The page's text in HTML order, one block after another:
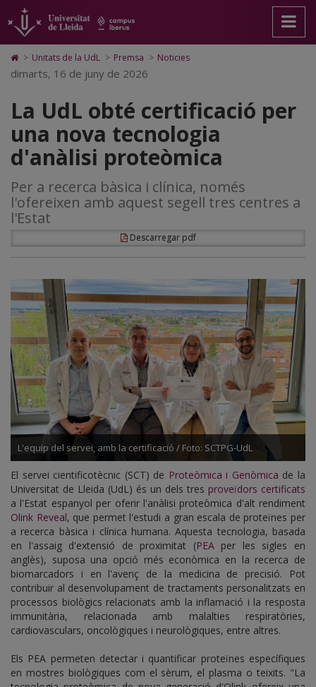
La
UdL
obté
certificació
per
una
nova
tecnologia
d'anàlisi
proteòmica
pàgina
principal.
Universitat
Lleida
contingut
principal
Mapa
Web.
Universitat
Cerca
Accessibilitat.
Universitat
Lleida
Icono
de
Home
a
la
página
de
inicio
> Unitats de la UdL > Premsa > Noticies
dimarts, 16 de juny de 2026
La UdL obté certificació per
una nova tecnologia
d'anàlisi proteòmica
Per a recerca bàsica i clínica, només
l'ofereixen amb aquest segell tres centres a
l'Estat
Descarregar pdf
L'equip del servei, amb la certificació / Foto: SCTPG-UdL
El servei cientificotècnic (SCT) de Proteòmica i Genòmica de la
Universitat de Lleida (UdL) és un dels tres proveïdors certificats
a l'Estat espanyol per oferir l'anàlisi proteòmica d'alt rendiment
Olink Reveal, que permet l'estudi a gran escala de proteïnes per
a recerca bàsica i clínica humana. Aquesta tecnologia, basada
en l'assaig d'extensió de proximitat (PEAper les sigles en
anglès), suposa una opció més econòmica en la recerca de
biomarcadors i en l'avenç de la medicina de precisió. Pot
contribuir al desenvolupament de tractaments personalitzats en
processos biològics relacionats amb la inflamació i la resposta
immunitària, relacionada amb malalties respiratòries,
cardiovasculars, oncològiques i neurològiques, entre altres.
Els PEA permeten detectar i quantificar proteïnes específiques
en mostres biològiques com el sèrum, el plasma o teixits. "La